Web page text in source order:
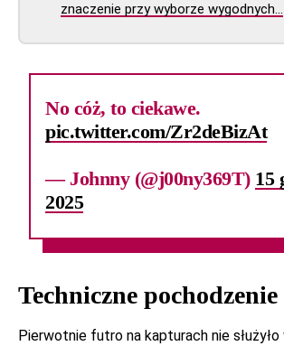
znaczenie przy wyborze wygodnych…
No cóż, to ciekawe.
pic.twitter.com/Zr2deBizAt
— Johnny (@j00ny369T) 15
2025
Techniczne
Pierwotnie futro na kapturach nie służyło